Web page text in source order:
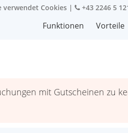
verwendet Cookies | +43 2246 5
Funktionen Vorteile
mit Gutscheinen zu